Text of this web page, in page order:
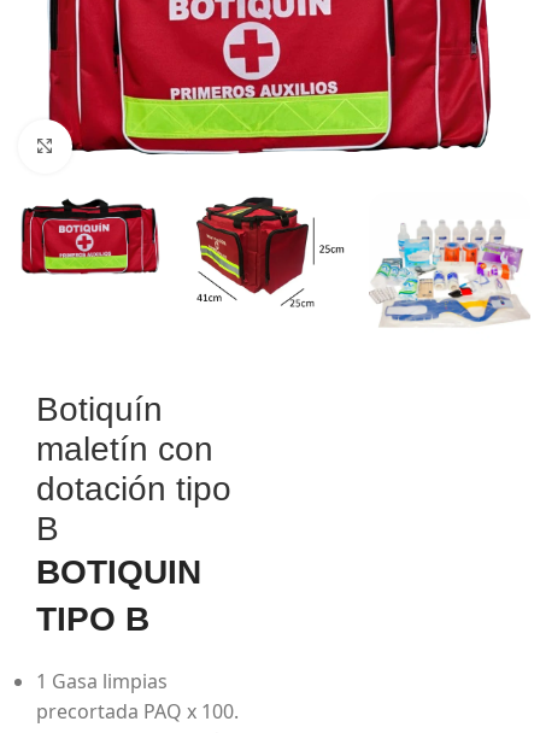
Haga Click para agrandar
Botiquín
maletín con
dotación tipo
B
BOTIQUIN
TIPO B
1 Gasa limpias
precortada PAQ x 100.